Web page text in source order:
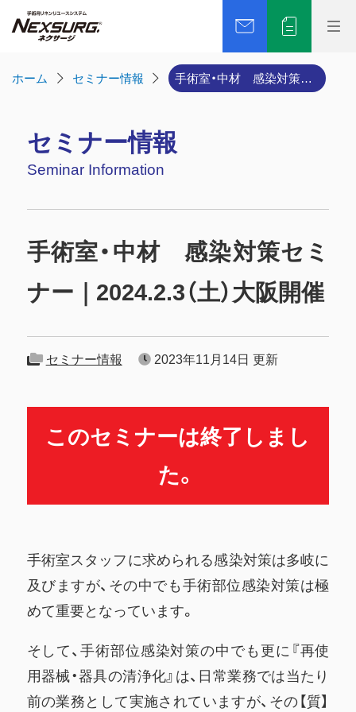
ホーム セミナー情報 手術室・中材 感染対策セミナー｜2024.2.3（土）大阪開催
セミナー情報
Seminar Information
手術室・中材 感染対策セミ
ナー｜2024.2.3（土）大阪開催
セミナー情報 2023年11月14日 更新
このセミナーは終了しまし
た。
手術室スタッフに求められる感染対策は多岐に
及びますが、その中でも手術部位感染対策は極
めて重要となっています。
そして、手術部位感染対策の中でも更に『再使
用器械・器具の清浄化』は、日常業務では当たり
前の業務として実施されていますが、その【質】